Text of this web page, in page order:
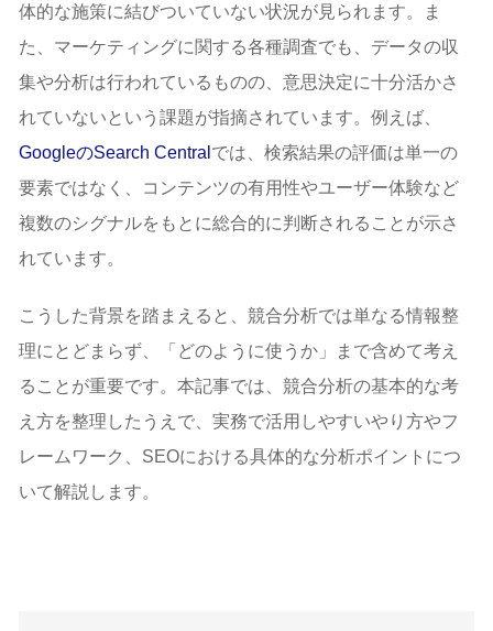
体的な施策に結びついていない状況が見られます。ま
た、マーケティングに関する各種調査でも、データの収
集や分析は行われているものの、意思決定に十分活かさ
れていないという課題が指摘されています。例えば、
GoogleのSearch Central では、検索結果の評価は単一の
要素ではなく、コンテンツの有用性やユーザー体験など
複数のシグナルをもとに総合的に判断されることが示さ
れています。
こうした背景を踏まえると、競合分析では単なる情報整
理にとどまらず、「どのように使うか」まで含めて考え
ることが重要です。本記事では、競合分析の基本的な考
え方を整理したうえで、実務で活用しやすいやり方やフ
レームワーク、SEOにおける具体的な分析ポイントにつ
いて解説します。